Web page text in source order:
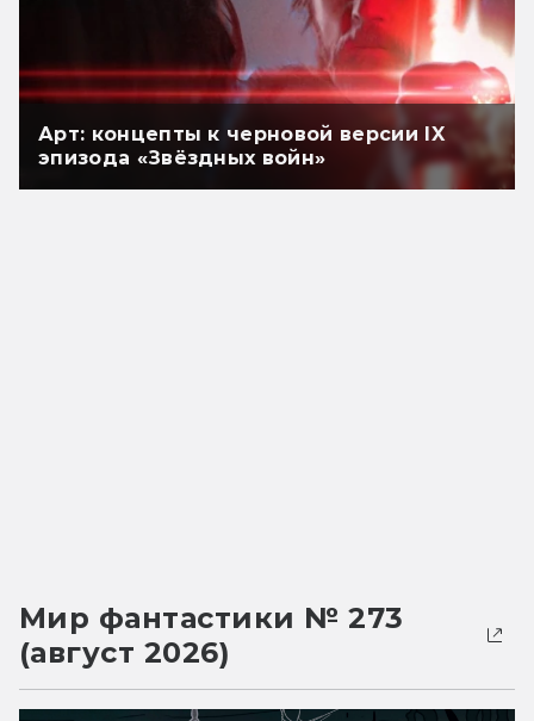
Арт: концепты к черновой версии IX
эпизода «Звёздных войн»
Мир фантастики № 273
(август 2026)